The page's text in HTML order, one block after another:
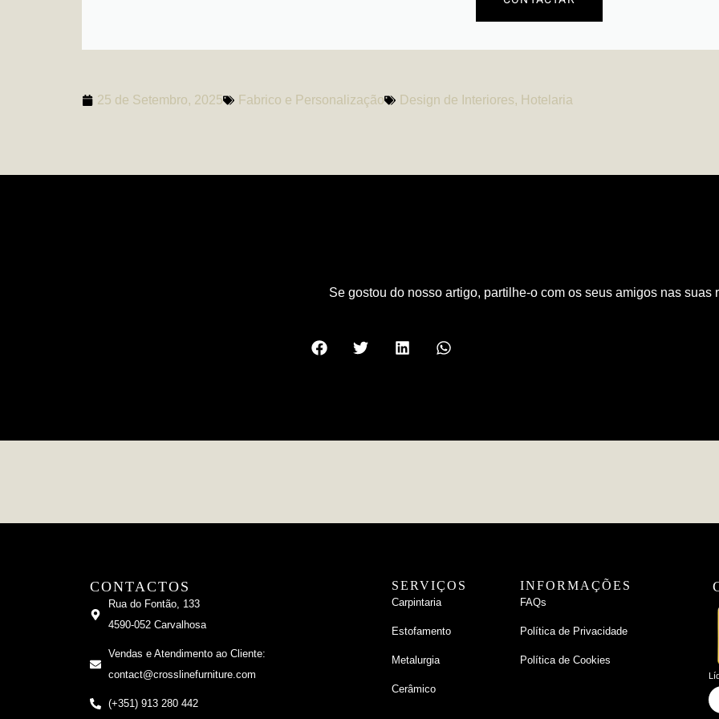
25 de Setembro, 2025 Fabrico e Personalização Design de Interiores, Hotelaria
Se gostou do nosso artigo, partilhe-o com os seus amigos nas suas
CONTACTOS
Rua do Fontão, 133
4590-052 Carvalhosa
Vendas e Atendimento ao Cliente:
contact@crosslinefurniture.com
(+351) 913 280 442
SERVIÇOS
Carpintaria
Estofamento
Metalurgia
Cerâmico
INFORMAÇÕES
FAQs
Política de Privacidade
Política de Cookies